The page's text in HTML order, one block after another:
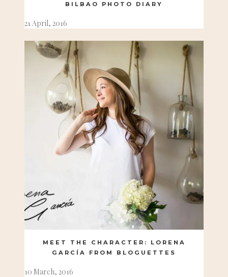
BILBAO PHOTO DIARY
21 April, 2016
MEET THE CHARACTER: LORENA
GARCÍA FROM BLOGUETTES
10 March, 2016